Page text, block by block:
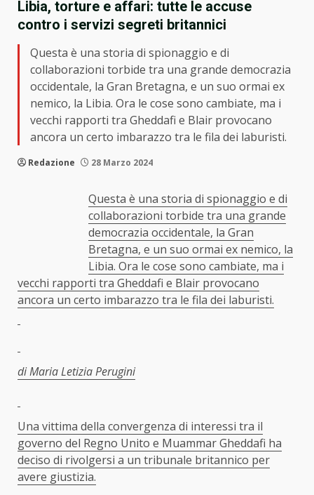
Libia, torture e affari: tutte le accuse
contro i servizi segreti britannici
Questa è una storia di spionaggio e di
collaborazioni torbide tra una grande democrazia
occidentale, la Gran Bretagna, e un suo ormai ex
nemico, la Libia. Ora le cose sono cambiate, ma i
vecchi rapporti tra Gheddafi e Blair provocano
ancora un certo imbarazzo tra le fila dei laburisti.
Redazione 28 Marzo 2024
Questa è una storia di spionaggio e di
collaborazioni torbide tra una grande
democrazia occidentale, la Gran
Bretagna, e un suo ormai ex nemico, la
Libia. Ora le cose sono cambiate, ma i
vecchi rapporti tra Gheddafi e Blair provocano
ancora un certo imbarazzo tra le fila dei laburisti.
di Maria Letizia Perugini
Una vittima della convergenza di interessi tra il
governo del Regno Unito e Muammar Gheddafi ha
deciso di rivolgersi a un tribunale britannico per
avere giustizia.